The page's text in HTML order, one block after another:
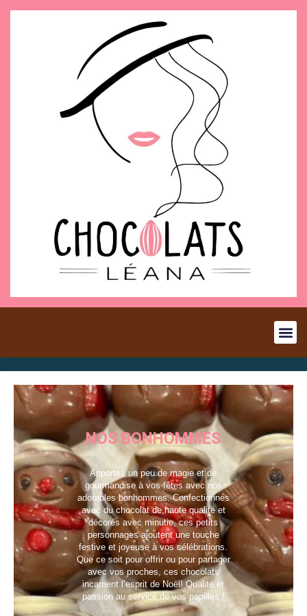
NOS BONHOMMES
Apportez un peu de magie et de
gourmandise à vos fêtes avec nos
adorables bonhommes. Confectionnés
avec du chocolat de haute qualité et
décorés avec minutie, ces petits
personnages ajoutent une touche
festive et joyeuse à vos célébrations.
Que ce soit pour offrir ou pour partager
avec vos proches, ces chocolats
incarnent l’esprit de Noël! Qualité et
passion au service de vos papilles !